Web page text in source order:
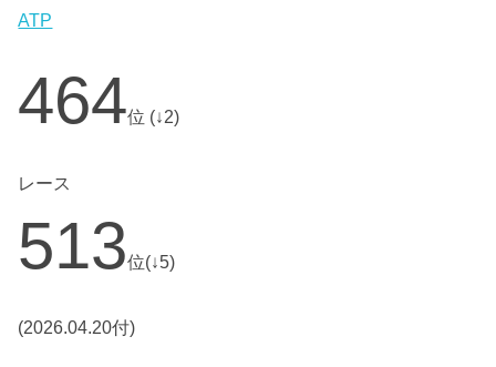
ATP
464位 (↓2)
レース
513位(↓5)
(2026.04.20付)